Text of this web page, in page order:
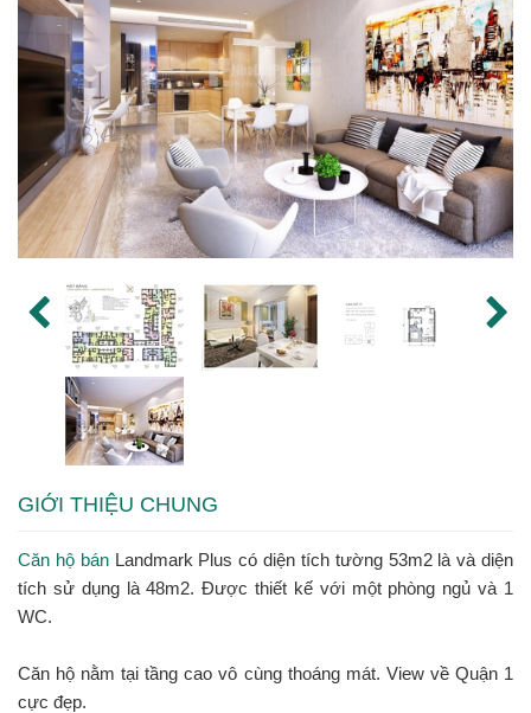
GIỚI THIỆU CHUNG
Căn hộ bánLandmark Plus có diện tích tường 53m2 là và diện
tích sử dụng là 48m2. Được thiết kế với một phòng ngủ và 1
WC.
Căn hộ nằm tại tầng cao vô cùng thoáng mát. View về Quận 1
cực đẹp.